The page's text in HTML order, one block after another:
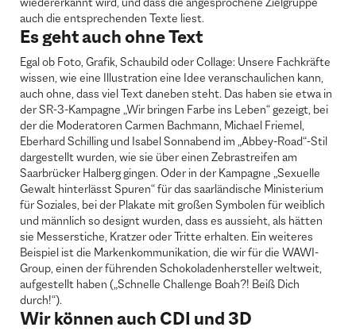
auch die entsprechenden Texte liest.
Es geht auch ohne Text
Egal ob Foto, Grafik, Schaubild oder Collage: Unsere Fachkräfte
wissen, wie eine Illustration eine Idee veranschaulichen kann,
auch ohne, dass viel Text daneben steht. Das haben sie etwa in
der SR-3-Kampagne „Wir bringen Farbe ins Leben“ gezeigt, bei
der die Moderatoren Carmen Bachmann, Michael Friemel,
Eberhard Schilling und Isabel Sonnabend im „Abbey-Road“-Stil
dargestellt wurden, wie sie über einen Zebrastreifen am
Saarbrücker Halberg gingen. Oder in der Kampagne „Sexuelle
Gewalt hinterlässt Spuren“ für das saarländische Ministerium
für Soziales, bei der Plakate mit großen Symbolen für weiblich
und männlich so designt wurden, dass es aussieht, als hätten
sie Messerstiche, Kratzer oder Tritte erhalten. Ein weiteres
Beispiel ist die Markenkommunikation, die wir für die WAWI-
Group, einen der führenden Schokoladenhersteller weltweit,
aufgestellt haben („Schnelle Challenge Boah?! Beiß Dich
durch!“).
Wir können auch CDI und 3D